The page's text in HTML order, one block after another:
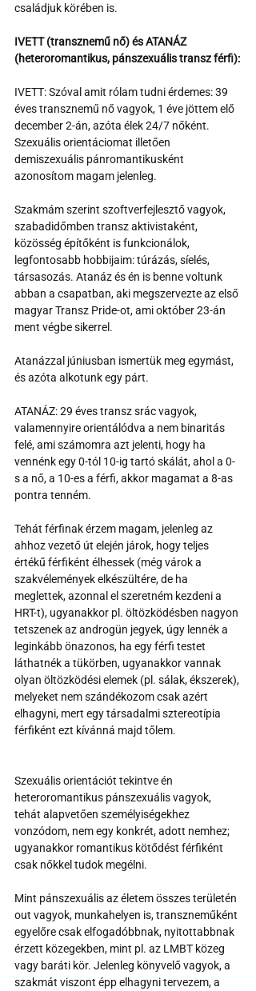
családjuk körében is.
IVETT (transznemű nő) és ATANÁZ
(heteroromantikus, pánszexuális transz férfi):
IVETT: Szóval amit rólam tudni érdemes: 39
éves transznemű nő vagyok, 1 éve jöttem elő
december 2-án, azóta élek 24/7 nőként.
Szexuális orientáciomat illetően
demiszexuális pánromantikusként
azonosítom magam jelenleg.
Szakmám szerint szoftverfejlesztő vagyok,
szabadidőmben transz aktivistaként,
közösség építőként is funkcionálok,
legfontosabb hobbijaim: túrázás, síelés,
társasozás. Atanáz és én is benne voltunk
abban a csapatban, aki megszervezte az első
magyar Transz Pride-ot, ami október 23-án
ment végbe sikerrel.
Atanázzal júniusban ismertük meg egymást,
és azóta alkotunk egy párt.
ATANÁZ: 29 éves transz srác vagyok,
valamennyire orientálódva a nem binaritás
felé, ami számomra azt jelenti, hogy ha
vennénk egy 0-tól 10-ig tartó skálát, ahol a 0-
s a nő, a 10-es a férfi, akkor magamat a 8-as
pontra tenném.
Tehát férfinak érzem magam, jelenleg az
ahhoz vezető út elején járok, hogy teljes
értékű férfiként élhessek (még várok a
szakvélemények elkészültére, de ha
meglettek, azonnal el szeretném kezdeni a
HRT-t), ugyanakkor pl. öltözködésben nagyon
tetszenek az androgün jegyek, úgy lennék a
leginkább önazonos, ha egy férfi testet
láthatnék a tükörben, ugyanakkor vannak
olyan öltözködési elemek (pl. sálak, ékszerek),
melyeket nem szándékozom csak azért
elhagyni, mert egy társadalmi sztereotípia
férfiként ezt kívánná majd tőlem.
Szexuális orientációt tekintve én
heteroromantikus pánszexuális vagyok,
tehát alapvetően személyiségekhez
vonzódom, nem egy konkrét, adott nemhez;
ugyanakkor romantikus kötődést férfiként
csak nőkkel tudok megélni.
Mint pánszexuális az életem összes területén
out vagyok, munkahelyen is, transzneműként
egyelőre csak elfogadóbbnak, nyitottabbnak
érzett közegekben, mint pl. az LMBT közeg
vagy baráti kör. Jelenleg könyvelő vagyok, a
szakmát viszont épp elhagyni tervezem, a